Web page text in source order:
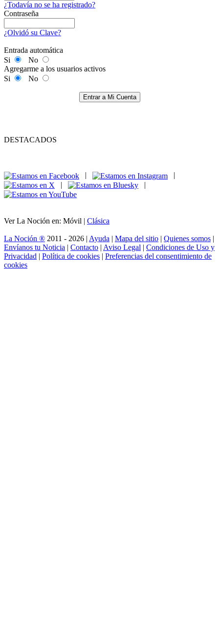
¿Todavía no se ha registrado?
Contraseña
¿Olvidó su Clave?
Entrada automática
Si
No
Agregarme a los usuarios activos
Si
No
Entrar a Mi Cuenta
DESTACADOS
|
|
Ver La Noción en: Móvil | Clásica
La Noción ® 2011 - 2026 | Ayuda | Mapa del sitio | Quienes somos |
Envíanos tu Noticia | Contacto | Aviso Legal | Condiciones de Uso y
Privacidad | Política de cookies | Preferencias del consentimiento de
cookies